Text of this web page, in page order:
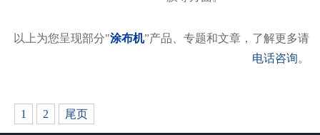
以上为您呈现部分"涂布机”产品、专题和文章，了解更多请
电话咨询。
1 2 尾页